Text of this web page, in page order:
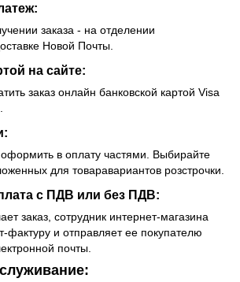
заказа - на отделении
Новой Почты.
на сайте:
заказ онлайн банковской картой Visa
в оплату частями. Выбирайте
для товаравариантов розстрочки.
с ПДВ или без ПДВ:
заказ, сотрудник интернет-магазина
фактуру и отправляет ее покупателю
почты.